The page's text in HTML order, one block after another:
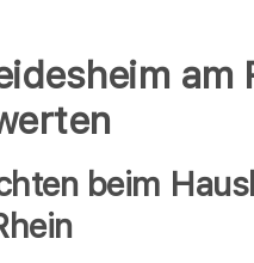
am
beim